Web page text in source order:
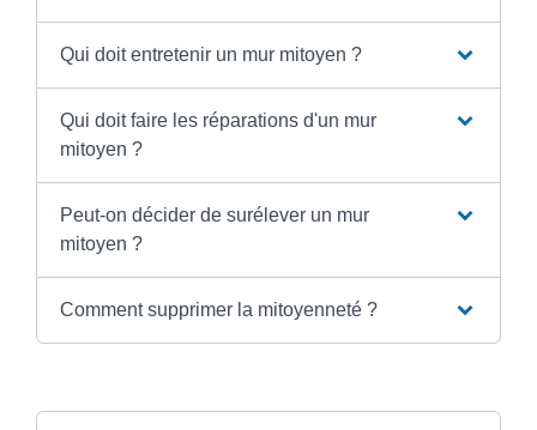
Qui doit entretenir un mur mitoyen ?
Qui doit faire les réparations d'un mur
mitoyen ?
Peut-on décider de surélever un mur
mitoyen ?
Comment supprimer la mitoyenneté ?